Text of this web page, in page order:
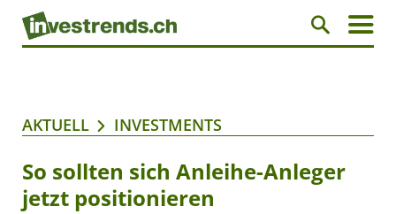
AKTUELL INVESTMENTS
So sollten sich Anleihe-Anleger
jetzt positionieren